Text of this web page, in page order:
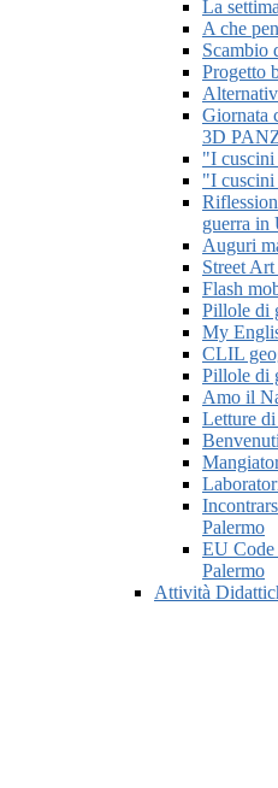
La
A che
Scambio
Progetto
Giornata
3D
"I
"I
guerra in
Auguri
Street
Flash
Pillole di
My
CLIL
Pillole di
Amo il
Letture
Palermo
EU
Palermo
Attività